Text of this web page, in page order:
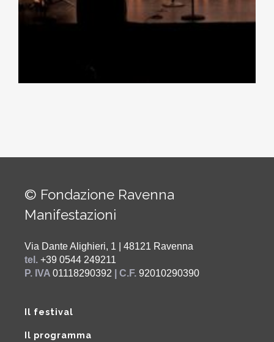
© Fondazione Ravenna
Manifestazioni
Via Dante Alighieri, 1 | 48121 Ravenna
tel. +39 0544 249211
P. IVA 01118290392 | C.F. 92010290390
Il festival
Il programma